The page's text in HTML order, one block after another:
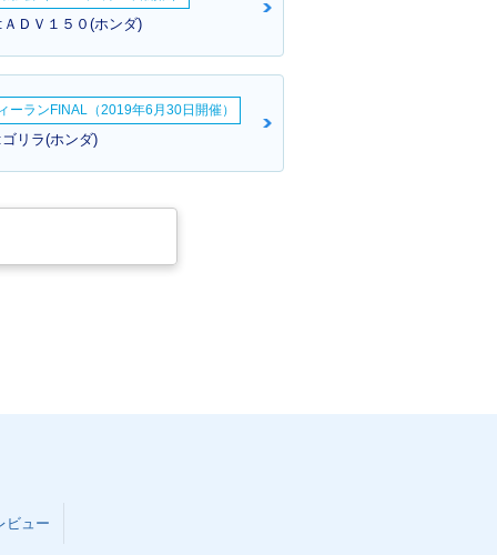
ＤＶ１５０(ホンダ)
ーランFINAL（2019年6月30日開催）
リラ(ホンダ)
ビュー